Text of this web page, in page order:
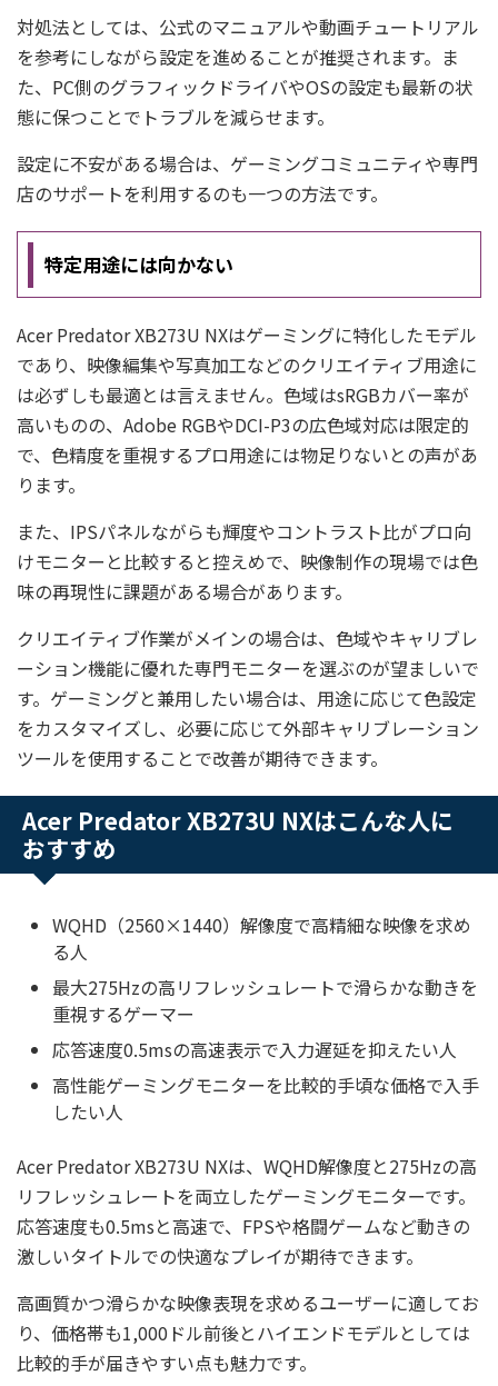
対処法としては、公式のマニュアルや動画チュートリアル
を参考にしながら設定を進めることが推奨されます。ま
た、PC側のグラフィックドライバやOSの設定も最新の状
態に保つことでトラブルを減らせます。
設定に不安がある場合は、ゲーミングコミュニティや専門
店のサポートを利用するのも一つの方法です。
特定用途には向かない
Acer Predator XB273U NXはゲーミングに特化したモデル
であり、映像編集や写真加工などのクリエイティブ用途に
は必ずしも最適とは言えません。色域はsRGBカバー率が
高いものの、Adobe RGBやDCI-P3の広色域対応は限定的
で、色精度を重視するプロ用途には物足りないとの声があ
ります。
また、IPSパネルながらも輝度やコントラスト比がプロ向
けモニターと比較すると控えめで、映像制作の現場では色
味の再現性に課題がある場合があります。
クリエイティブ作業がメインの場合は、色域やキャリブレ
ーション機能に優れた専門モニターを選ぶのが望ましいで
す。ゲーミングと兼用したい場合は、用途に応じて色設定
をカスタマイズし、必要に応じて外部キャリブレーション
ツールを使用することで改善が期待できます。
Acer Predator XB273U NXはこんな人に
おすすめ
WQHD（2560×1440）解像度で高精細な映像を求め
る人
最大275Hzの高リフレッシュレートで滑らかな動きを
重視するゲーマー
応答速度0.5msの高速表示で入力遅延を抑えたい人
高性能ゲーミングモニターを比較的手頃な価格で入手
したい人
Acer Predator XB273U NXは、WQHD解像度と275Hzの高
リフレッシュレートを両立したゲーミングモニターです。
応答速度も0.5msと高速で、FPSや格闘ゲームなど動きの
激しいタイトルでの快適なプレイが期待できます。
高画質かつ滑らかな映像表現を求めるユーザーに適してお
り、価格帯も1,000ドル前後とハイエンドモデルとしては
比較的手が届きやすい点も魅力です。